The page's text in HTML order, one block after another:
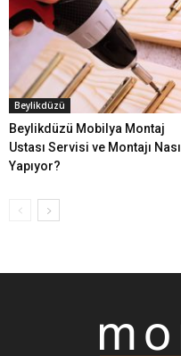
Beylikdüzü
Beylikdüzü Mobilya Montaj
Ustası Servisi ve Montajı Nasıl
Yapıyor?